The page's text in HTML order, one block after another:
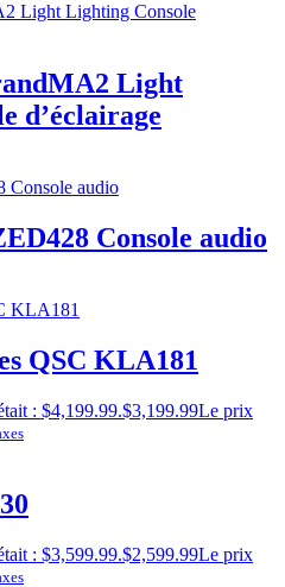
Light
d’éclairage
Console audio
QSC KLA181
: $4,199.99.$3,199.99Le prix
: $3,599.99.$2,599.99Le prix